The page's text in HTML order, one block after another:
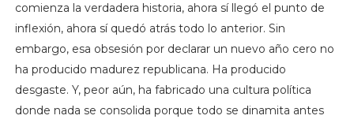
comienza la verdadera historia, ahora sí llegó el punto de
inflexión, ahora sí quedó atrás todo lo anterior. Sin
embargo, esa obsesión por declarar un nuevo año cero no
ha producido madurez republicana. Ha producido
desgaste. Y, peor aún, ha fabricado una cultura política
donde nada se consolida porque todo se dinamita antes